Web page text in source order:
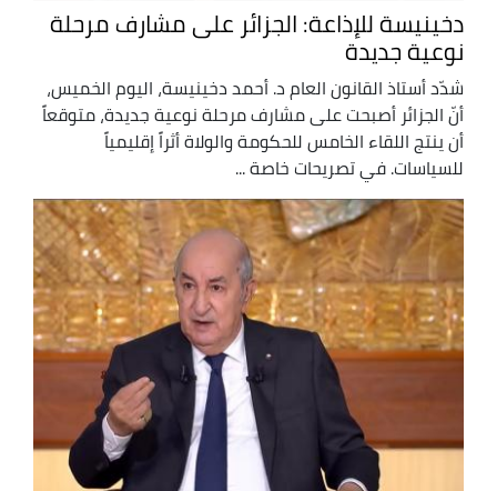
دخينيسة للإذاعة: الجزائر على مشارف مرحلة
نوعية جديدة
شدّد أستاذ القانون العام د. أحمد دخينيسة، اليوم الخميس،
أنّ الجزائر أصبحت على مشارف مرحلة نوعية جديدة، متوقعاً
أن ينتج اللقاء الخامس للحكومة والولاة أثراً إقليمياً
للسياسات. في تصريحات خاصة ...